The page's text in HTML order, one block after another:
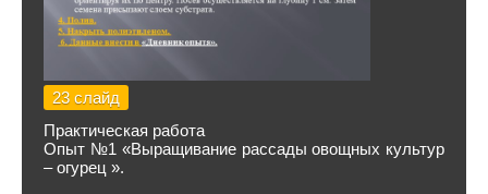
23 слайд
Практическая работа
Опыт №1 «Выращивание рассады овощных культур
– огурец ».